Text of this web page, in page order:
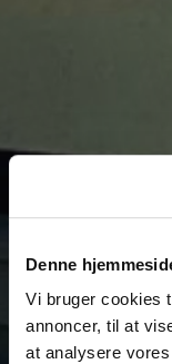
Denne
Vi bruger cookies
annoncer, til at
at analysere